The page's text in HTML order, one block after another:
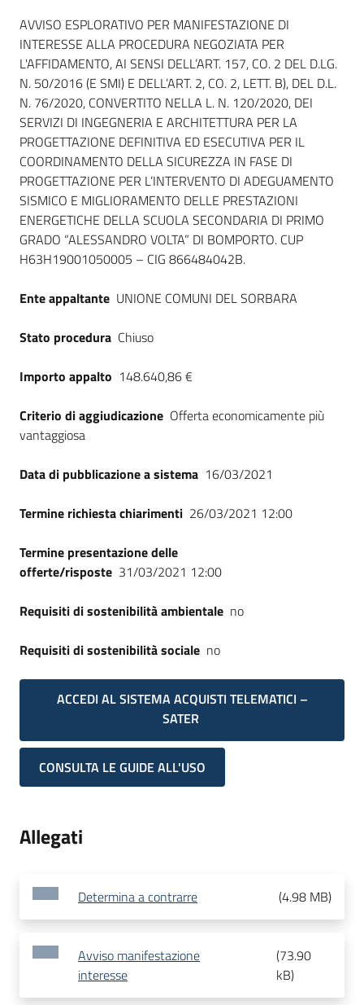
Seguici
su
Dati del bando
AVVISO ESPLORATIVO PER MANIFESTAZIONE DI
INTERESSE ALLA PROCEDURA NEGOZIATA PER
L'AFFIDAMENTO, AI SENSI DELL’ART. 157, CO. 2 DEL D.LG.
N. 50/2016 (E SMI) E DELL’ART. 2, CO. 2, LETT. B), DEL D.L.
N. 76/2020, CONVERTITO NELLA L. N. 120/2020, DEI
SERVIZI DI INGEGNERIA E ARCHITETTURA PER LA
PROGETTAZIONE DEFINITIVA ED ESECUTIVA PER IL
COORDINAMENTO DELLA SICUREZZA IN FASE DI
PROGETTAZIONE PER L’INTERVENTO DI ADEGUAMENTO
SISMICO E MIGLIORAMENTO DELLE PRESTAZIONI
ENERGETICHE DELLA SCUOLA SECONDARIA DI PRIMO
GRADO “ALESSANDRO VOLTA” DI BOMPORTO. CUP
H63H19001050005 – CIG 866484042B.
Ente appaltante UNIONE COMUNI DEL SORBARA
Stato procedura Chiuso
Importo appalto 148.640,86 €
Criterio di aggiudicazione Offerta economicamente più
vantaggiosa
Data di pubblicazione a sistema 16/03/2021
Termine richiesta chiarimenti 26/03/2021 12:00
Termine presentazione delle
offerte/risposte 31/03/2021 12:00
Requisiti di sostenibilità ambientale no
Requisiti di sostenibilità sociale no
ACCEDI AL SISTEMA ACQUISTI TELEMATICI –
SATER
CONSULTA LE GUIDE ALL'USO
Allegati
Determina a contrarre (4.98 MB)
Avviso manifestazione
interesse
(73.90
kB)